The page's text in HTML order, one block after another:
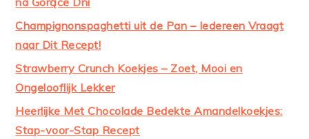
Champignonspaghetti uit de Pan – Iedereen Vraagt
naar Dit Recept!
Strawberry Crunch Koekjes – Zoet, Mooi en
Ongelooflijk Lekker
Heerlijke Met Chocolade Bedekte Amandelkoekjes:
Stap-voor-Stap Recept